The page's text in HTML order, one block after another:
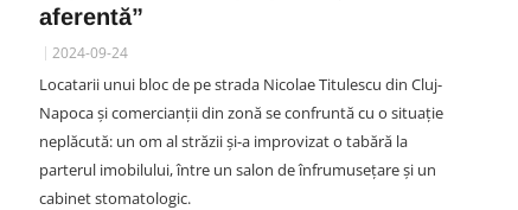
aferentă”
2024-09-24
Locatarii unui bloc de pe strada Nicolae Titulescu din Cluj-
Napoca și comercianții din zonă se confruntă cu o situație
neplăcută: un om al străzii și-a improvizat o tabără la
parterul imobilului, între un salon de înfrumusețare și un
cabinet stomatologic.